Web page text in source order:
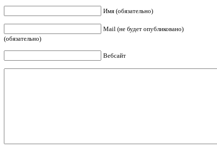
Имя (обязательно)
Mail (не будет опубликовано)
(обязательно)
Вебсайт